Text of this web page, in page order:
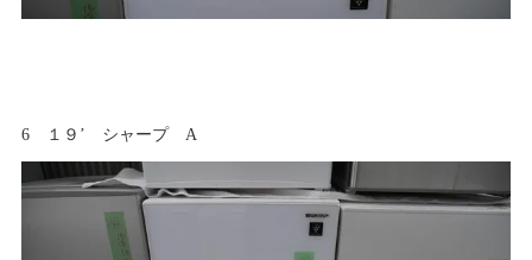
6 １９’ シャープ A